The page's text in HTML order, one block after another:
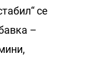
се
–